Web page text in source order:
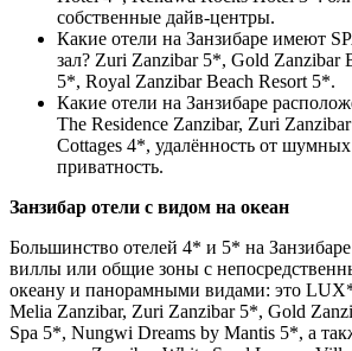
собственные дайв-центры.
Какие отели на Занзибаре имеют
зал? Zuri Zanzibar 5*, Gold Zanzibar
5*, Royal Zanzibar Beach Resort 5*.
Какие отели на Занзибаре
The Residence Zanzibar, Zuri
Cottages 4*, удалённость от
приватность.
Занзибар отели с видом на океан
Большинство отелей 4* и 5* на
виллы или общие зоны с
океану и панорамными видами: это
Melia Zanzibar, Zuri Zanzibar 5*, Gold
Spa 5*, Nungwi Dreams by Mantis 5*, а